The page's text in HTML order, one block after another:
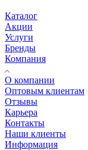
Каталог
Акции
Услуги
Бренды
Компания
О компании
Оптовым клиентам
Отзывы
Карьера
Контакты
Наши клиенты
Информация